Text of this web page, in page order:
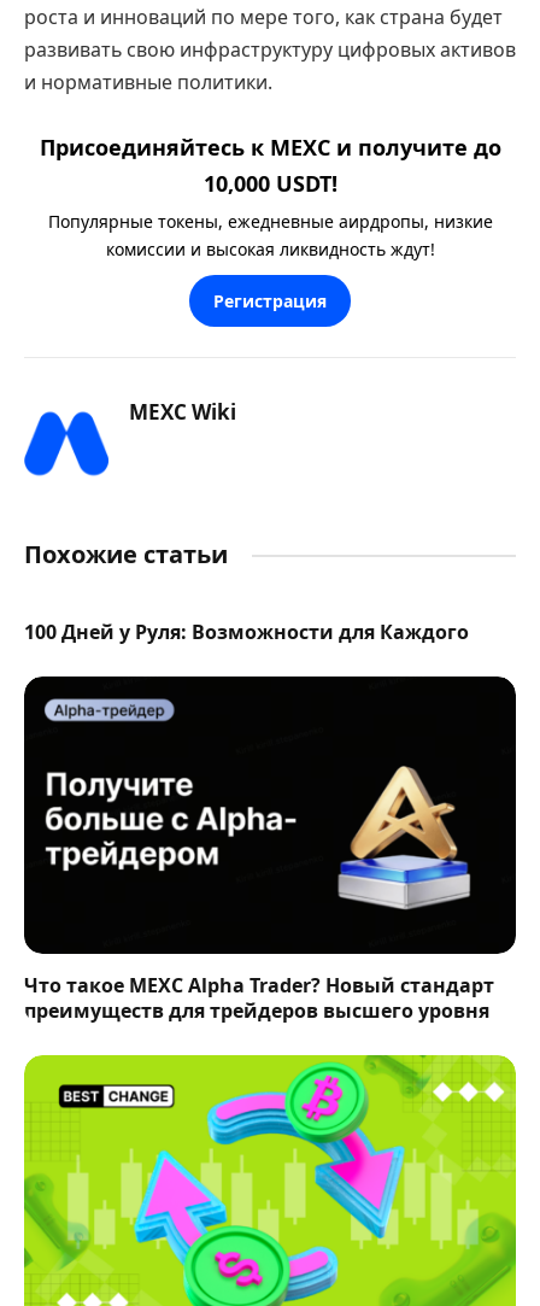
роста и инноваций по мере того, как страна будет
развивать свою инфраструктуру цифровых активов
и нормативные политики.
Присоединяйтесь к MEXC и получите до
10,000 USDT!
Популярные токены, ежедневные аирдропы, низкие
комиссии и высокая ликвидность ждут!
Регистрация
MEXC Wiki
Похожие статьи
100 Дней у Руля: Возможности для Каждого
Что такое MEXC Alpha Trader? Новый стандарт
преимуществ для трейдеров высшего уровня